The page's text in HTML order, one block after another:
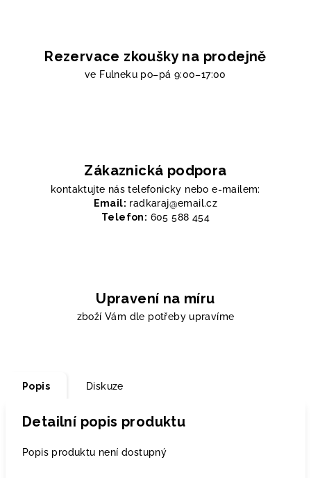
Rezervace zkoušky na prodejně
ve Fulneku po–pá 9:00–17:00
Zákaznická podpora
kontaktujte nás telefonicky nebo e-mailem:
Email: radkaraj@email.cz
Telefon: 605 588 454
Upravení na míru
zboží Vám dle potřeby upravíme
Popis Diskuze
Detailní popis produktu
Popis produktu není dostupný